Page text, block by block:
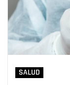
SALUD